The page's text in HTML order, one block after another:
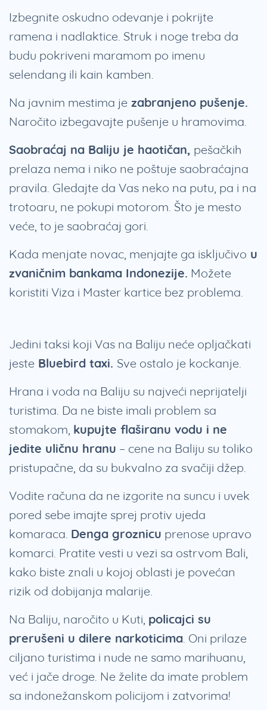
Izbegnite oskudno odevanje i pokrijte
ramena i nadlaktice. Struk i noge treba da
budu pokriveni maramom po imenu
selendang ili kain kamben.
Na javnim mestima je zabranjeno pušenje.
Naročito izbegavajte pušenje u hramovima.
Saobraćaj na Baliju je haotičan, pešačkih
prelaza nema i niko ne poštuje saobraćajna
pravila. Gledajte da Vas neko na putu, pa i na
trotoaru, ne pokupi motorom. Što je mesto
veće, to je saobraćaj gori.
Kada menjate novac, menjajte ga isključivo u
zvaničnim bankama Indonezije. Možete
koristiti Viza i Master kartice bez problema.
Jedini taksi koji Vas na Baliju neće opljačkati
jeste Bluebird taxi. Sve ostalo je kockanje.
Hrana i voda na Baliju su najveći neprijatelji
turistima. Da ne biste imali problem sa
stomakom, kupujte flaširanu vodu i ne
jedite uličnu hranu – cene na Baliju su toliko
pristupačne, da su bukvalno za svačiji džep.
Vodite računa da ne izgorite na suncu i uvek
pored sebe imajte sprej protiv ujeda
komaraca. Denga groznicu prenose upravo
komarci. Pratite vesti u vezi sa ostrvom Bali,
kako biste znali u kojoj oblasti je povećan
rizik od dobijanja malarije.
Na Baliju, naročito u Kuti, policajci su
prerušeni u dilere narkoticima . Oni prilaze
ciljano turistima i nude ne samo marihuanu,
već i jače droge. Ne želite da imate problem
sa indonežanskom policijom i zatvorima!